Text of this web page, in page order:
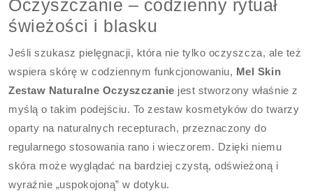
Oczyszczanie – codzienny rytuał
świeżości i blasku
Jeśli szukasz pielęgnacji, która nie tylko oczyszcza, ale też
wspiera skórę w codziennym funkcjonowaniu, Mel Skin
Zestaw Naturalne Oczyszczanie jest stworzony właśnie z
myślą o takim podejściu. To zestaw kosmetyków do twarzy
oparty na naturalnych recepturach, przeznaczony do
regularnego stosowania rano i wieczorem. Dzięki niemu
skóra może wyglądać na bardziej czystą, odświeżoną i
wyraźnie „uspokojoną” w dotyku.